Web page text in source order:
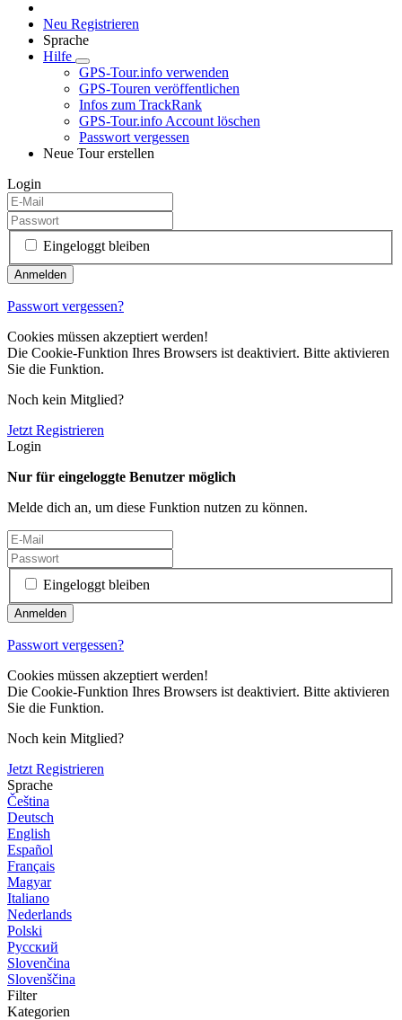
Neu Registrieren
Sprache
Hilfe
GPS-Tour.info verwenden
GPS-Touren veröffentlichen
Infos zum TrackRank
GPS-Tour.info Account löschen
Passwort vergessen
Neue Tour erstellen
Login
Eingeloggt bleiben
Passwort vergessen?
Cookies müssen akzeptiert werden!
Die Cookie-Funktion Ihres Browsers ist deaktiviert. Bitte aktivieren
Sie die Funktion.
Noch kein Mitglied?
Jetzt Registrieren
Login
Nur für eingeloggte Benutzer möglich
Melde dich an, um diese Funktion nutzen zu können.
Eingeloggt bleiben
Passwort vergessen?
Cookies müssen akzeptiert werden!
Die Cookie-Funktion Ihres Browsers ist deaktiviert. Bitte aktivieren
Sie die Funktion.
Noch kein Mitglied?
Jetzt Registrieren
Sprache
Čeština
Deutsch
English
Español
Français
Magyar
Italiano
Nederlands
Polski
Русский
Slovenčina
Slovenščina
Filter
Kategorien